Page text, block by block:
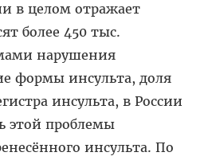
в целом отражает
более 450 тыс.
нарушения
формы инсульта, доля
инсульта, в России
этой проблемы
инсульта. По